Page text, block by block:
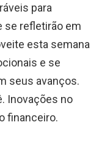
para
se refletirão em
esta semana
e se
seus avanços.
Inovações no
financeiro.